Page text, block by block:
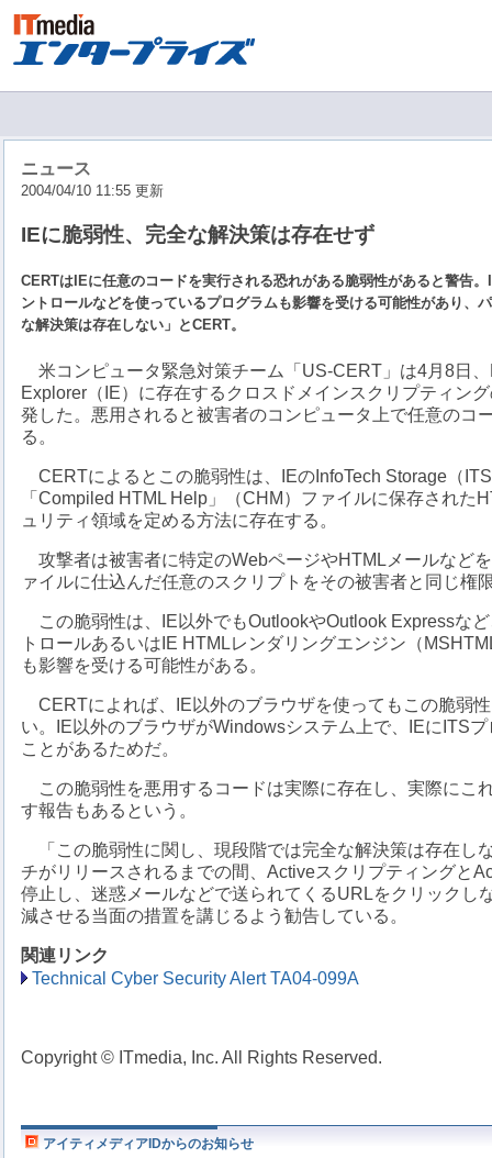
ニュース
2004/04/10 11:55 更新
IEに脆弱性、完全な解決策は存在せず
CERTはIEに任意のコードを実行される恐れがある脆弱性があると警告
ントロールなどを使っているプログラムも影響を受ける可能性があり、
な解決策は存在しない」とCERT。
米コンピュータ緊急対策チーム「US-CERT」は4月8日、
Explorer（IE）に存在するクロスドメインスクリプティン
発した。悪用されると被害者のコンピュータ上で任意のコ
る。
CERTによるとこの脆弱性は、IEのInfoTech Storage（
「Compiled HTML Help」（CHM）ファイルに保存された
ュリティ領域を定める方法に存在する。
攻撃者は被害者に特定のWebページやHTMLメールなど
ァイルに仕込んだ任意のスクリプトをその被害者と同じ権
この脆弱性は、IE以外でもOutlookやOutlook Expressな
トロールあるいはIE HTMLレンダリングエンジン（
も影響を受ける可能性がある。
CERTによれば、IE以外のブラウザを使ってもこの脆弱
い。IE以外のブラウザがWindowsシステム上で、IEにITS
ことがあるためだ。
この脆弱性を悪用するコードは実際に存在し、実際にこ
す報告もあるという。
「この脆弱性に関し、現段階では完全な解決策は存在し
チがリリースされるまでの間、Activeスクリプティングと
停止し、迷惑メールなどで送られてくるURLをクリックし
減させる当面の措置を講じるよう勧告している。
関連リンク
Technical Cyber Security Alert TA04-099A
Copyright © ITmedia, Inc. All Rights Reserved.
アイティメディアIDからのお知らせ